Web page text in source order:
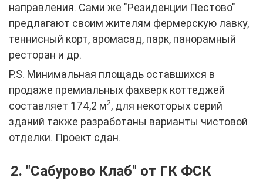
направления. Сами же "Резиденции Пестово"
предлагают своим жителям фермерскую лавку,
теннисный корт, аромасад, парк, панорамный
ресторан и др.
P.S. Минимальная площадь оставшихся в
продаже премиальных фахверк коттеджей
составляет 174,2 м2, для некоторых серий
зданий также разработаны варианты чистовой
отделки. Проект сдан.
2. "Сабурово Клаб" от ГК ФСК